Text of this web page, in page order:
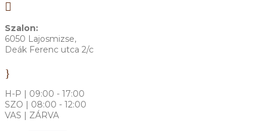

Szalon:
6050 Lajosmizse,
Deák Ferenc utca 2/c
}
H-P | 09:00 - 17:00
SZO | 08:00 - 12:00
VAS | ZÁRVA